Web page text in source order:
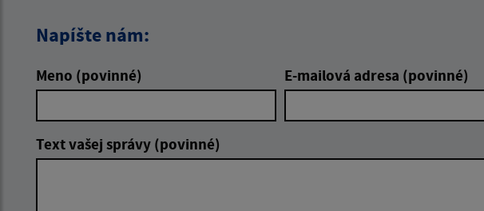
Napíšte nám:
Meno (povinné) E-mailová adresa (povinné)
Text vašej správy (povinné)